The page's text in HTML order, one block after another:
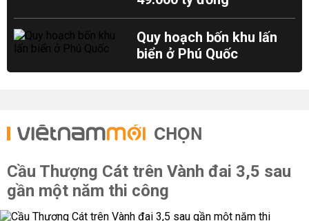
Quy hoạch bốn khu lấn
biển ở Phú Quốc
CHỌN
Cầu Thượng Cát trên Vành đai 3,5 sau
gần một năm thi công